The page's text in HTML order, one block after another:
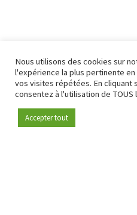
Devenez membre
Nous utilisons des cookies sur
l'expérience la plus pertinente
vos visites répétées. En cliquant
consentez à l'utilisation de TOUS
Accepter tout